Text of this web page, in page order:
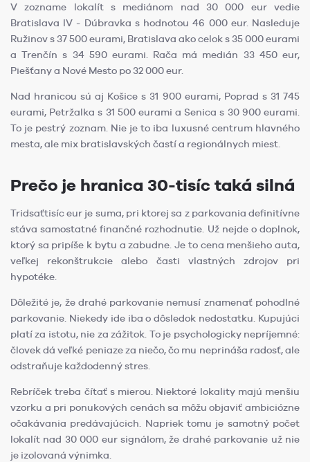
V zozname lokalít s mediánom nad 30 000 eur vedie
Bratislava IV - Dúbravka s hodnotou 46 000 eur. Nasleduje
Ružinov s 37 500 eurami, Bratislava ako celok s 35 000 eurami
a Trenčín s 34 590 eurami. Rača má medián 33 450 eur,
Piešťany a Nové Mesto po 32 000 eur.
Nad hranicou sú aj Košice s 31 900 eurami, Poprad s 31 745
eurami, Petržalka s 31 500 eurami a Senica s 30 900 eurami.
To je pestrý zoznam. Nie je to iba luxusné centrum hlavného
mesta, ale mix bratislavských častí a regionálnych miest.
Prečo je hranica 30-tisíc taká silná
Tridsaťtisíc eur je suma, pri ktorej sa z parkovania definitívne
stáva samostatné finančné rozhodnutie. Už nejde o doplnok,
ktorý sa pripíše k bytu a zabudne. Je to cena menšieho auta,
veľkej rekonštrukcie alebo časti vlastných zdrojov pri
hypotéke.
Dôležité je, že drahé parkovanie nemusí znamenať pohodlné
parkovanie. Niekedy ide iba o dôsledok nedostatku. Kupujúci
platí za istotu, nie za zážitok. To je psychologicky nepríjemné:
človek dá veľké peniaze za niečo, čo mu neprináša radosť, ale
odstraňuje každodenný stres.
Rebríček treba čítať s mierou. Niektoré lokality majú menšiu
vzorku a pri ponukových cenách sa môžu objaviť ambiciózne
očakávania predávajúcich. Napriek tomu je samotný počet
lokalít nad 30 000 eur signálom, že drahé parkovanie už nie
je izolovaná výnimka.